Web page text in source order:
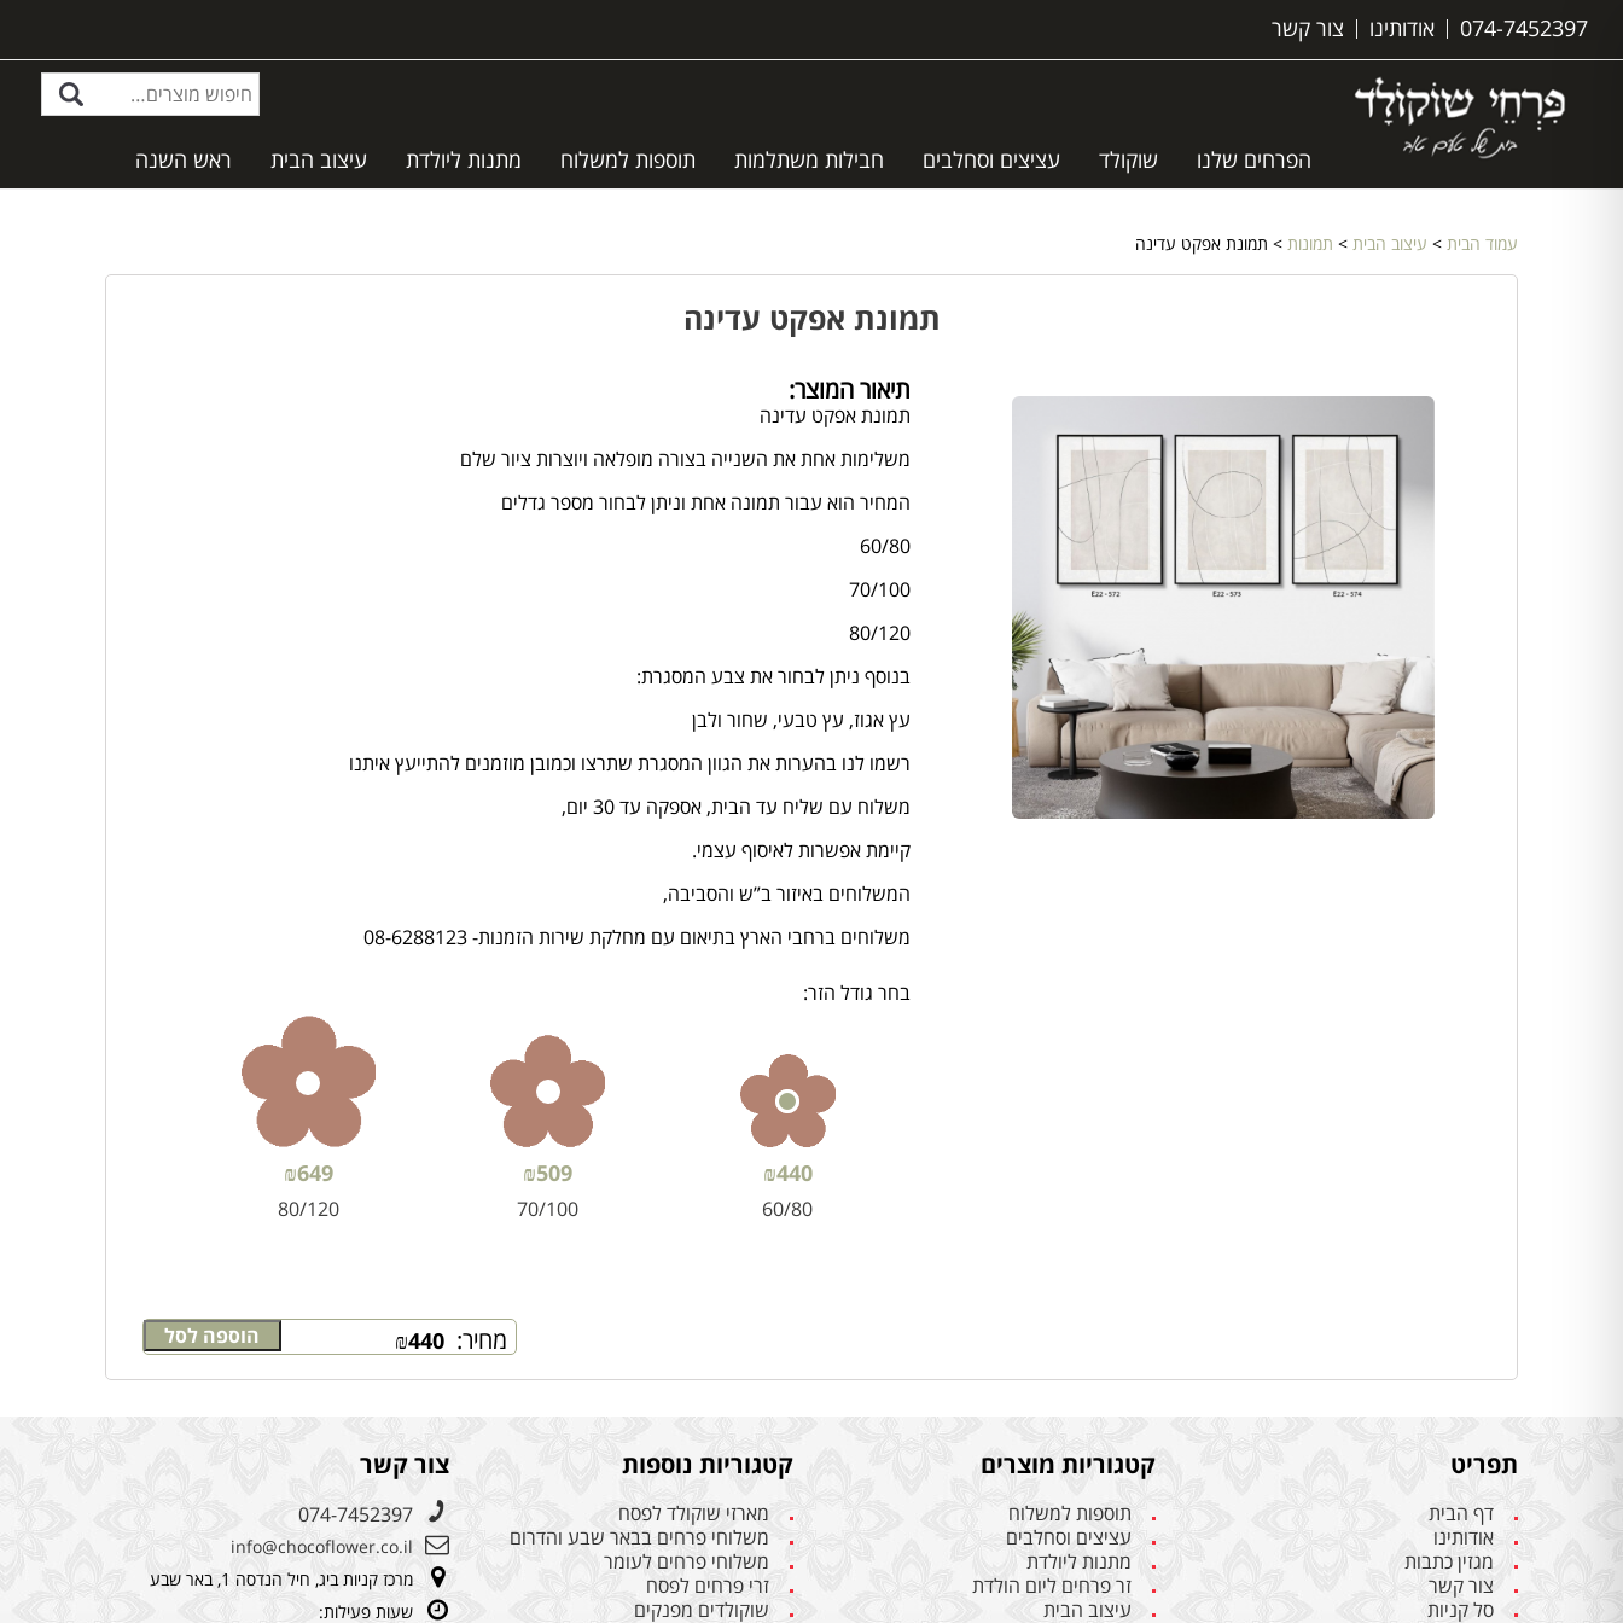
074-7452397 אודותינו צור קשר
הפרחים שלנו שוקולד עציצים וסחלבים חבילות משתלמות תוספות למשלוח מתנות ליולדת עיצוב הבית ראש השנה
עמוד הבית > עיצוב הבית > תמונות > תמונת אפקט עדינה
תמונת אפקט עדינה
תיאור המוצר:
תמונת אפקט עדינה
משלימות אחת את השנייה בצורה מופלאה ויוצרות ציור שלם
המחיר הוא עבור תמונה אחת וניתן לבחור מספר גדלים
60/80
70/100
80/120
בנוסף ניתן לבחור את צבע המסגרת:
עץ אגוז, עץ טבעי, שחור ולבן
רשמו לנו בהערות את הגוון המסגרת שתרצו וכמובן מוזמנים להתייעץ איתנו
משלוח עם שליח עד הבית, אספקה עד 30 יום,
קיימת אפשרות לאיסוף עצמי.
המשלוחים באיזור ב”ש והסביבה,
משלוחים ברחבי הארץ בתיאום עם מחלקת שירות הזמנות- 08-6288123
בחר גודל הזר:
₪440
60/80
₪509
70/100
₪649
80/120
מחיר: ₪440 הוספה לסל
תפריט
דף הבית
אודותינו
מגזין כתבות
צור קשר
סל קניות
קטגוריות מוצרים
תוספות למשלוח
עציצים וסחלבים
מתנות ליולדת
זר פרחים ליום הולדת
עיצוב הבית
קטגוריות נוספות
מארזי שוקולד לפסח
משלוחי פרחים בבאר שבע והדרום
משלוחי פרחים לעומר
זרי פרחים לפסח
שוקולדים מפנקים
צור קשר
074-7452397
info@chocoflower.co.il
מרכז קניות ביג, חיל הנדסה 1, באר שבע
שעות פעילות: